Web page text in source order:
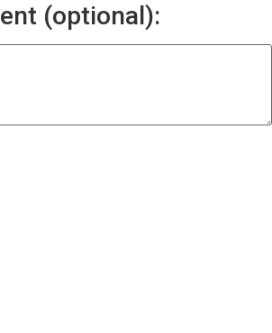
(optional):